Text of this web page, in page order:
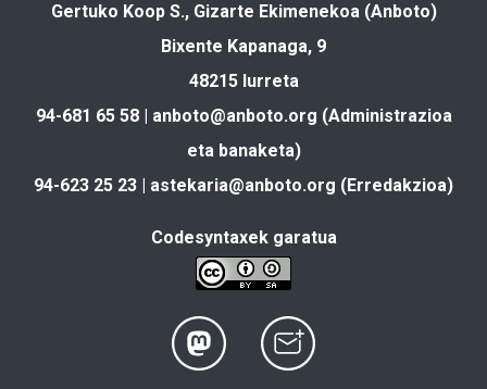
Gertuko Koop S., Gizarte Ekimenekoa (Anboto)
Bixente Kapanaga, 9
48215 Iurreta
94-681 65 58 | anboto@anboto.org (Administrazioa
eta banaketa)
94-623 25 23 | astekaria@anboto.org (Erredakzioa)
Codesyntaxek garatua